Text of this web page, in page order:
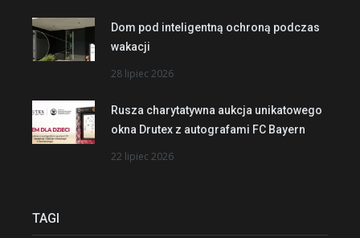
Dom pod inteligentną ochroną podczas
wakacji
28 lipiec 2026
Rusza charytatywna aukcja unikatowego
okna Drutex z autografami FC Bayern
22 lipiec 2026
TAGI